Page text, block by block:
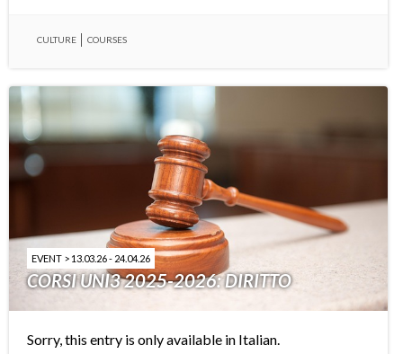
CULTURE COURSES
EVENT > 13.03.26 - 24.04.26
CORSI UNI3 2025-2026: DIRITTO
Sorry, this entry is only available in Italian.